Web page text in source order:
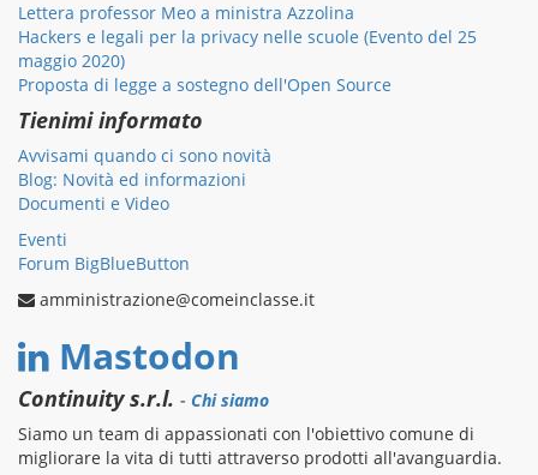
Lettera professor Meo a ministra Azzolina
Hackers e legali per la privacy nelle scuole (Evento del 25
maggio 2020)
Proposta di legge a sostegno dell'Open Source
Tienimi informato
Avvisami quando ci sono novità
Blog: Novità ed informazioni
Documenti e Video
Eventi
Forum BigBlueButton
amministrazione@comeinclasse.it
Mastodon
Continuity s.r.l. - Chi siamo
Siamo un team di appassionati con l'obiettivo comune di
migliorare la vita di tutti attraverso prodotti all'avanguardia.